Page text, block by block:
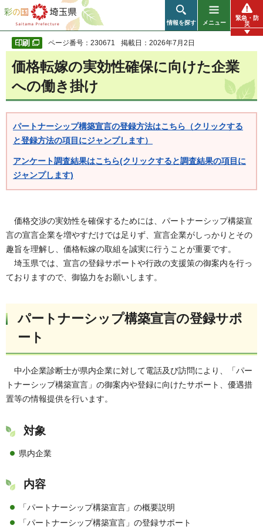
彩の国 埼玉県
情報を探す メニュー
緊急・防
災
ページ番号：230671 掲載日：2026年7月2日
価格転嫁の実効性確保に向けた企業
への働き掛け
パートナーシップ構築宣言の登録方法はこちら（クリックする
と登録方法の項目にジャンプします）
アンケート調査結果はこちら(クリックすると調査結果の項目に
ジャンプします)
価格交渉の実効性を確保するためには、パートナーシップ構築宣
言の宣言企業を増やすだけでは足りず、宣言企業がしっかりとその
趣旨を理解し、価格転嫁の取組を誠実に行うことが重要です。
埼玉県では、宣言の登録サポートや行政の支援策の御案内を行っ
ておりますので、御協力をお願いします。
パートナーシップ構築宣言の登録サポ
ート
中小企業診断士が県内企業に対して電話及び訪問により、「パー
トナーシップ構築宣言」の御案内や登録に向けたサポート、優遇措
置等の情報提供を行います。
対象
県内企業
内容
「パートナーシップ構築宣言」の概要説明
「パートナーシップ構築宣言」の登録サポート